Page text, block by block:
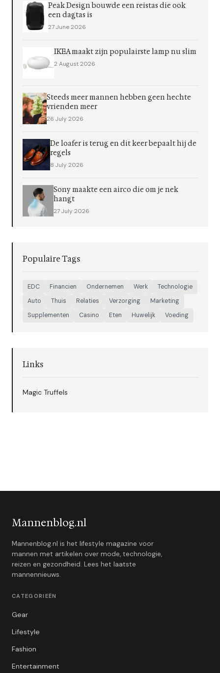
Peak Design bouwde een reistas die ook
een dagtas is
27 June 2026
IKEA maakt zijn populairste lamp nu slim
2 August 2026
Steeds meer mannen hebben geen hechte
vrienden meer
26 July 2026
De loafer is terug en dit keer bepaalt hij de
regels
8 July 2026
Sony maakte een airco die om je nek
hangt
27 July 2026
Populaire Tags
EDC Financien Ondernemen Werk
Technologie
Auto
Thuis Relaties Verzorging
Marketing
Supplementen
Casino Eten Huwelijk Voeding
Links
Magic Truffels
Mannenblog.nl
Mannenblog.nl is het lifestyle magazine voor
mannen met artikelen over mode, technologie,
reizen en gezondheid. Lees het laatste
mannennieuws.
CATEGORIEËN
Gear
Lifestyle
Fashion
Entertainment